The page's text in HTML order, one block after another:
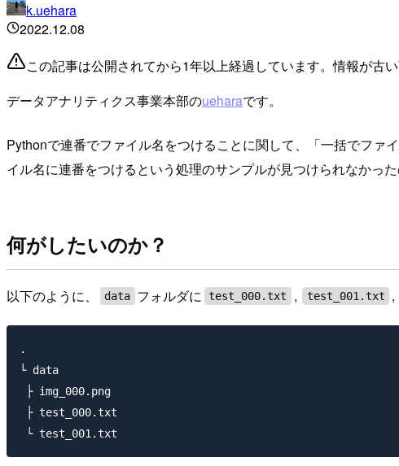
k.uehara
2022.12.08
この記事は公開されてから1年以上経過しています。情報が古
データアナリティクス事業本部のueharaです。
Pythonで連番でファイル名をつけることに関して、「一括でファ
イル名に連番をつけるという処理のサンプルが見つけられなかっ
何がしたいのか？
以下のように、 data フォルダに test_000.txt , test_001.txt ,
.
└ data
├ img_000.png
├ test_000.txt